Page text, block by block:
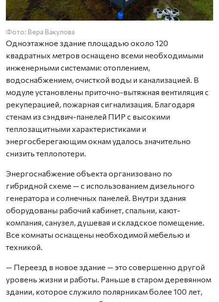
Фото: Вера Вакулова
Одноэтажное здание площадью около 120
квадратных метров оснащено всеми необходимыми
инженерными системами: отоплением,
водоснабжением, очисткой воды и канализацией. В
модуле установлены приточно-вытяжная вентиляция с
рекуперацией, пожарная сигнализация. Благодаря
стенам из сэндвич-панелей ПИР с высокими
теплозащитными характеристиками и
энергосберегающим окнам удалось значительно
снизить теплопотери.
Энергоснабжение объекта организовано по
гибридной схеме — с использованием дизельного
генератора и солнечных панелей. Внутри здания
оборудованы рабочий кабинет, спальни, кают-
компания, санузел, душевая и складское помещение.
Все комнаты оснащены необходимой мебелью и
техникой.
— Переезд в новое здание — это совершенно другой
уровень жизни и работы. Раньше в старом деревянном
здании, которое служило полярникам более 100 лет,